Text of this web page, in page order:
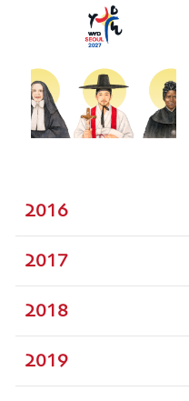
2016
2017
2018
2019